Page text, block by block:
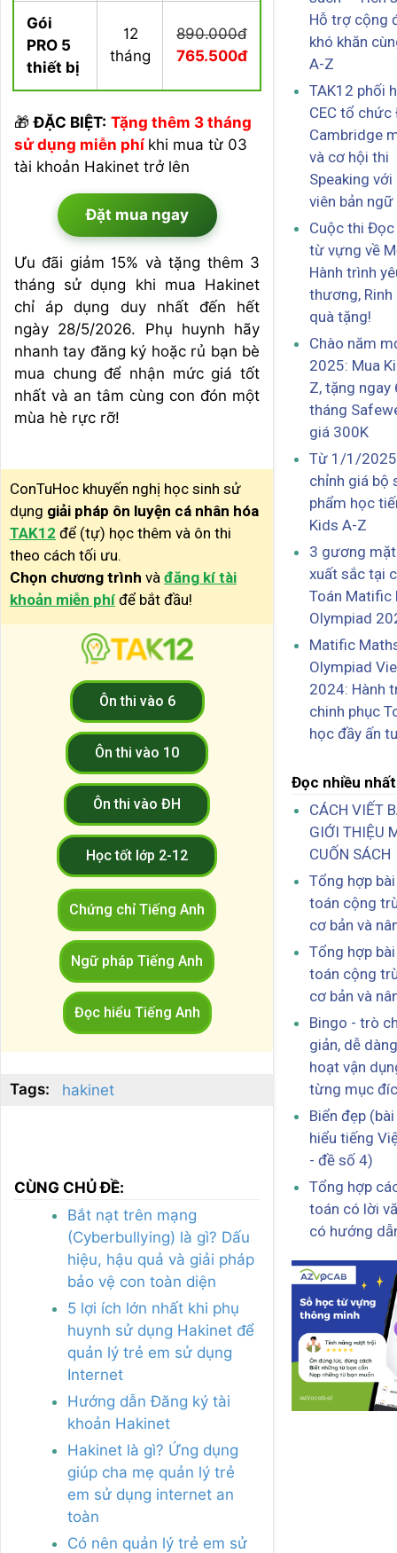
Gói
PRO 5
thiết bị
12
tháng
890.000đ
765.500đ
🎁ĐẶC BIỆT: Tặng thêm 3 tháng
sử dụng miễn phí khi mua từ 03
tài khoản Hakinet trở lên
Đặt mua ngay
Ưu đãi giảm 15% và tặng thêm 3
tháng sử dụng khi mua Hakinet
chỉ áp dụng duy nhất đến hết
ngày 28/5/2026. Phụ huynh hãy
nhanh tay đăng ký hoặc rủ bạn bè
mua chung để nhận mức giá tốt
nhất và an tâm cùng con đón một
mùa hè rực rỡ!
ConTuHoc khuyến nghị học sinh sử
dụng giải pháp ôn luyện cá nhân hóa
TAK12 để (tự) học thêm và ôn thi
theo cách tối ưu.
Chọn chương trình và đăng kí tài
khoản miễn phí để bắt đầu!
Ôn thi vào 6
Ôn thi vào 10
Ôn thi vào ĐH
Học tốt lớp 2-12
Chứng chỉ Tiếng Anh
Ngữ pháp Tiếng Anh
Đọc hiểu Tiếng Anh
Tags: hakinet
CÙNG CHỦ ĐỀ:
Bắt nạt trên mạng
(Cyberbullying) là gì? Dấu
hiệu, hậu quả và giải pháp
bảo vệ con toàn diện
5 lợi ích lớn nhất khi phụ
huynh sử dụng Hakinet để
quản lý trẻ em sử dụng
Internet
Hướng dẫn Đăng ký tài
khoản Hakinet
Hakinet là gì? Ứng dụng
giúp cha mẹ quản lý trẻ
em sử dụng internet an
toàn
Có nên quản lý trẻ em sử
Hỗ trợ cộng
khó khăn
A-Z
TAK12 phối
CEC tổ chức
Cambridge
và cơ hội thi
Speaking với
viên bản ngữ
Cuộc thi
từ vựng về
Hành trình
thương, Rinh
quà tặng!
Chào năm
2025: Mua
Z, tặng ngay
tháng
giá 300K
Từ 1/1/
chỉnh giá bộ
phẩm học
Kids A-Z
3 gương
xuất sắc tại
Toán Matific
Olympiad
Matific
Olympiad
2024: Hành
chinh phục
học đầy ấn
Đọc nhiều nhất
CÁCH VIẾT
GIỚI THIỆU
CUỐN SÁCH
Tổng hợp
toán cộng
cơ bản và
Tổng hợp
toán cộng
cơ bản và
Bingo - trò
giản, dễ
hoạt vận
từng mục
Biển đẹp
hiểu tiếng
- đề số 4)
Tổng hợp
toán có lời
có hướng